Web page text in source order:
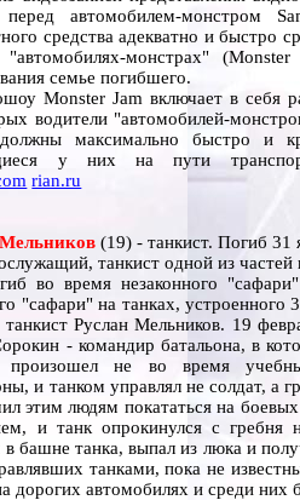
перед автомобилем-монстром
средства адекватно и быстро
монстрах"
семье погибшего.
Monster Jam включает в себя
водители "автомобилей-
максимально быстро и
у них на пути
rian.ru
(19) - танкист. Погиб 31
танкист одной из частей
время незаконного "сафари"
"сафари" на танках,
танкист Руслан Мельников. 19
- командир батальона, в
произошел не во время
и танком управлял не солдат, а
этим людям покататься на
и танк опрокинулся с гребня
в башне танка, выпал из люка и
танками, пока не
дорогих автомобилях и среди них